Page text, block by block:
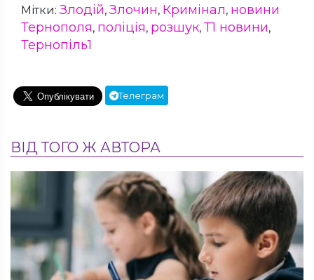
Мітки: Злодій, Злочин, Кримінал, новини
Тернополя, поліція, розшук, Т1 новини,
Тернопіль1
Телеграм
ВІД ТОГО Ж АВТОРА